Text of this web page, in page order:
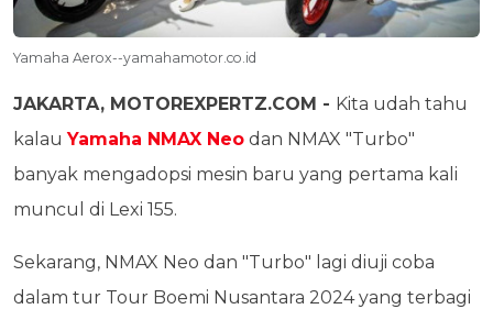
Yamaha Aerox--yamahamotor.co.id
JAKARTA, MOTOREXPERTZ.COM - Kita udah tahu
kalauYamaha NMAX Neo dan NMAX "Turbo"
banyak mengadopsi mesin baru yang pertama kali
muncul di Lexi 155.
Sekarang, NMAX Neo dan "Turbo" lagi diuji coba
dalam tur Tour Boemi Nusantara 2024 yang terbagi